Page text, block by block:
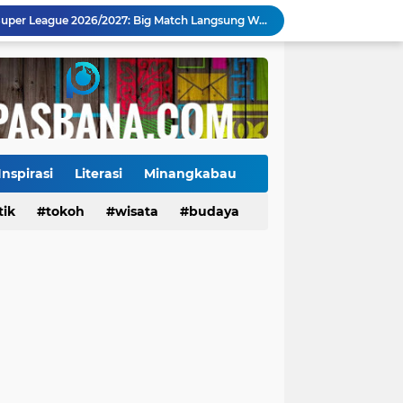
Jadwal Pekan Perdana Super League 2026/2027: Big Match Langsung Warnai Awal Musim
Mahyeldi Raih Penghargaan IPDN atas Kepemimpinan dan Reformasi Birokrasi di Sumbar
Payakumbuh Luncurkan GEMPITA BERSAMA, Dorong Pekarangan Jadi Sumber Pangan Keluarga
Ekonomi Indonesia Melaju 5,29%, Sinyal Daya Tahan di Tengah Tekanan Global
Jembatan Hildesheim Resmi Jadi Ikon Baru Batang Arau, Perkuat Diplomasi Padang-Jerman
Danantara Siapkan Gelombang IPO BUMN Jumbo, Pegadaian Masuk Daftar Prioritas
Literasi Minangkabau
Tokoh budaya kuliner
tokoh wisata budaya